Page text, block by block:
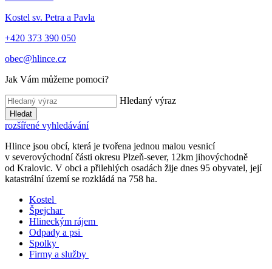
Kostel sv. Petra a Pavla
+420 373 390 050
obec@hlince.cz
Jak Vám můžeme pomoci?
Hledaný výraz
Hledat
rozšířené vyhledávání
Hlince jsou obcí, která je tvořena jednou malou vesnicí
v severovýchodní části okresu Plzeň-sever, 12km jihovýchodně
od Kralovic. V obci a přilehlých osadách žije dnes 95 obyvatel, její
katastrální území se rozkládá na 758 ha.
Kostel
Špejchar
Hlineckým rájem
Odpady a psi
Spolky
Firmy a služby